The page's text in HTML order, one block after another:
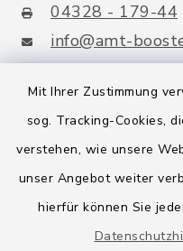
Mit Ihrer Zustimmung
sog. Tracking-Cookies,
verstehen, wie unsere
unser Angebot weiter
hierfür können Sie
04328 - 179-44
info@amt-
Quicklinks
Amt Boostedt-
Amtsbroschüre